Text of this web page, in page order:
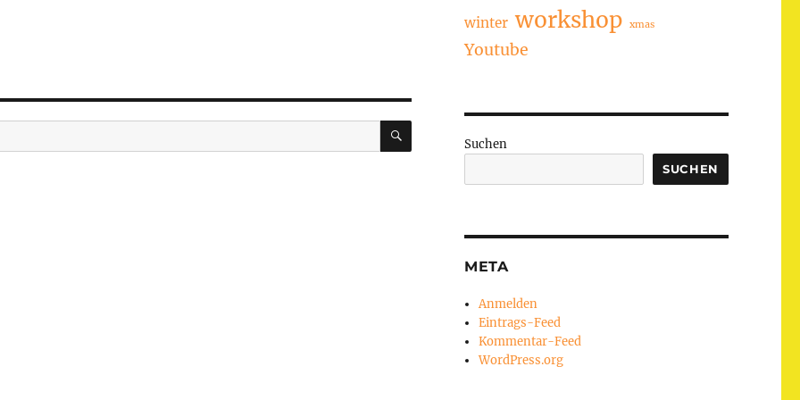
SUCHEN
winter workshop xmas
Youtube
Suchen
SUCHEN
META
Anmelden
Eintrags-Feed
Kommentar-Feed
WordPress.org